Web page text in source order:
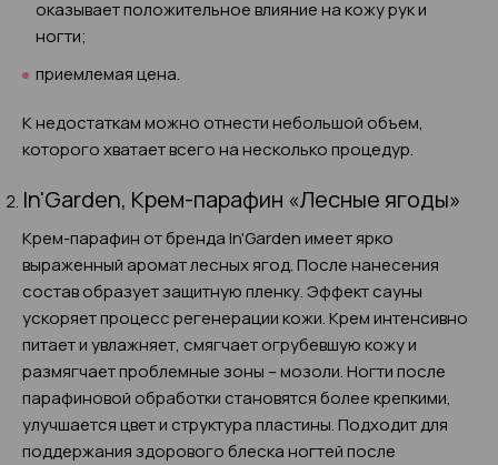
оказывает положительное влияние на кожу рук и
ногти;
приемлемая цена.
К недостаткам можно отнести небольшой объем,
которого хватает всего на несколько процедур.
In'Garden, Крем-парафин «Лесные ягоды»
Крем-парафин от бренда In'Garden имеет ярко
выраженный аромат лесных ягод. После нанесения
состав образует защитную пленку. Эффект сауны
ускоряет процесс регенерации кожи. Крем интенсивно
питает и увлажняет, смягчает огрубевшую кожу и
размягчает проблемные зоны – мозоли. Ногти после
парафиновой обработки становятся более крепкими,
улучшается цвет и структура пластины. Подходит для
поддержания здорового блеска ногтей после